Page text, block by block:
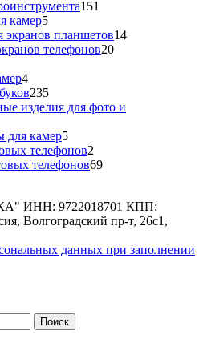
151
камер55
товаров
планшетов1414
телефонов2020
44
товара
235235
товаров
изделия для фото и
камер55
товаров
телефонов2
товара
телефонов6969
ИНН: 9722018701 КПП:
Волгоградский пр-т, 26с1,
данных при заполнении
Поиск